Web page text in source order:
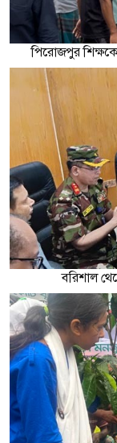
পিরোজপুর
বরিশাল